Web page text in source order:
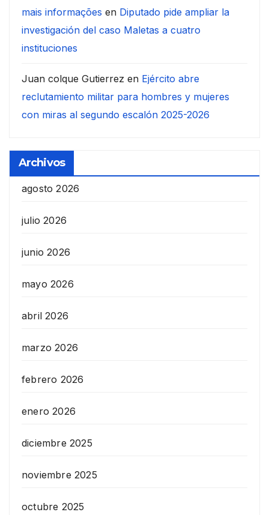
mais informações en Diputado pide ampliar la
investigación del caso Maletas a cuatro
instituciones
Juan colque Gutierrez en Ejército abre
reclutamiento militar para hombres y mujeres
con miras al segundo escalón 2025-2026
Archivos
agosto 2026
julio 2026
junio 2026
mayo 2026
abril 2026
marzo 2026
febrero 2026
enero 2026
diciembre 2025
noviembre 2025
octubre 2025